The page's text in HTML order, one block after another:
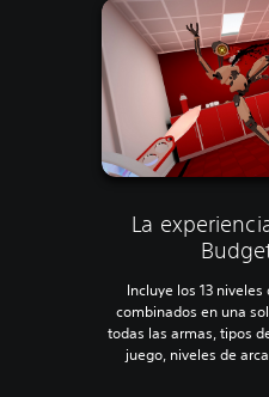
La
Incluye los 13 niveles
combinados en una
todas las armas, tipos
juego, niveles de